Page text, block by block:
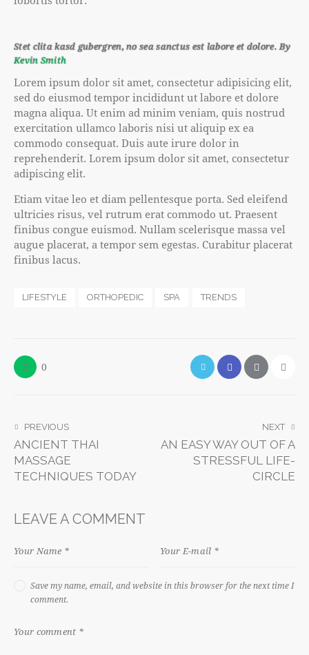
Stet clita kasd gubergren, no sea sanctus est labore et dolore. By
Kevin Smith
Lorem ipsum dolor sit amet, consectetur adipisicing elit,
sed do eiusmod tempor incididunt ut labore et dolore
magna aliqua. Ut enim ad minim veniam, quis nostrud
exercitation ullamco laboris nisi ut aliquip ex ea
commodo consequat. Duis aute irure dolor in
reprehenderit. Lorem ipsum dolor sit amet, consectetur
adipiscing elit.
Etiam vitae leo et diam pellentesque porta. Sed eleifend
ultricies risus, vel rutrum erat commodo ut. Praesent
finibus congue euismod. Nullam scelerisque massa vel
augue placerat, a tempor sem egestas. Curabitur placerat
finibus lacus.
LIFESTYLE ORTHOPEDIC SPA TRENDS
0
PREVIOUS
ANCIENT THAI
MASSAGE
TECHNIQUES TODAY
NEXT
AN EASY WAY OUT OF A
STRESSFUL LIFE-
CIRCLE
LEAVE A COMMENT
Save my name, email, and website in this browser for the next time I
comment.